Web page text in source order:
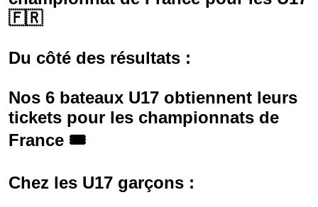
🇫🇷
Du côté des résultats :
Nos 6 bateaux U17 obtiennent leurs
tickets pour les championnats de
France 🎟️
Chez les U17 garçons :